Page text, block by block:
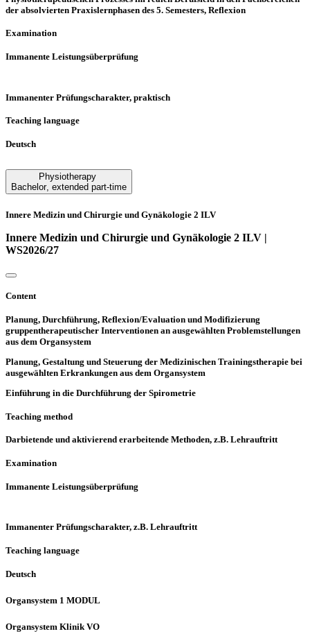
der absolvierten Praxislernphasen des 5. Semesters, Reflexion
Examination
Immanente Leistungsüberprüfung
Immanenter Prüfungscharakter, praktisch
Teaching language
Deutsch
Physiotherapy
Bachelor, extended part-time
Innere Medizin und Chirurgie und Gynäkologie 2 ILV
Innere Medizin und Chirurgie und Gynäkologie 2 ILV |
WS2026/27
Content
Planung, Durchführung, Reflexion/Evaluation und Modifizierung
gruppentherapeutischer Interventionen an ausgewählten Problemstellungen
aus dem Organsystem
Planung, Gestaltung und Steuerung der Medizinischen Trainingstherapie bei
ausgewählten Erkrankungen aus dem Organsystem
Einführung in die Durchführung der Spirometrie
Teaching method
Darbietende und aktivierend erarbeitende Methoden, z.B. Lehrauftritt
Examination
Immanente Leistungsüberprüfung
Immanenter Prüfungscharakter, z.B. Lehrauftritt
Teaching language
Deutsch
Organsystem 1 MODUL
Organsystem Klinik VO